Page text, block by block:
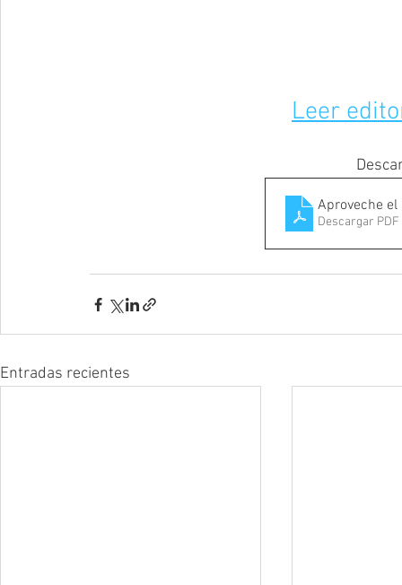
Leer
Aproveche
Descargar PDF
Entradas recientes